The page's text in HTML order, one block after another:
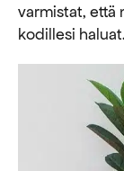
varmistat, että
kodillesi haluat.